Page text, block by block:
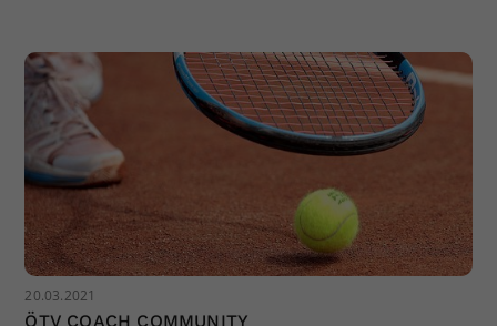
20.03.2021
ÖTV COACH COMMUNITY